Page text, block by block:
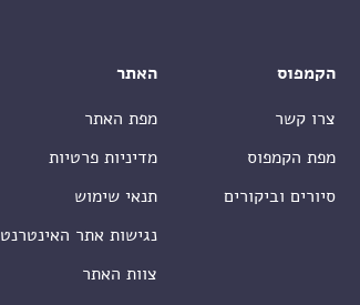
הקמפוס
צרו קשר
מפת הקמפוס
סיורים וביקורים
האתר
מפת האתר
מדיניות פרטיות
תנאי שימוש
נגישות אתר האינטרנט
צוות האתר